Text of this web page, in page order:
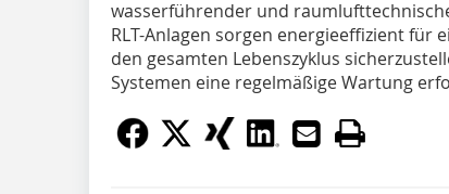
wasserführender und
RLT-Anlagen sorgen energieeffizient
den gesamten Lebenszyklus
Systemen eine regelmäßige Wartung